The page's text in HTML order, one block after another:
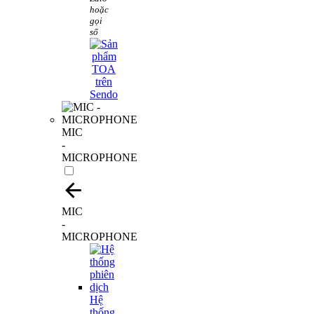
hoặc
gọi
số
MIC
-
MICROPHONE
MIC
-
MICROPHONE
Hệ